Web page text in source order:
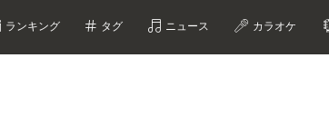
ランキング タグ ニュース カラオケ